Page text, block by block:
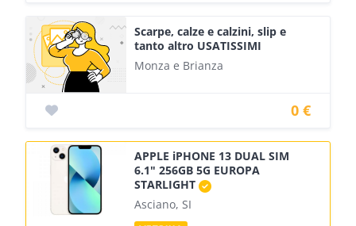
Scarpe, calze e calzini, slip e
tanto altro USATISSIMI
Monza e Brianza
0 €
APPLE iPHONE 13 DUAL SIM
6.1" 256GB 5G EUROPA
STARLIGHT
Asciano, SI